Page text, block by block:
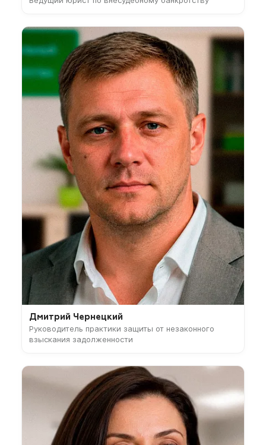
Дмитрий Чернецкий
Руководитель практики защиты от незаконного
взыскания задолженности